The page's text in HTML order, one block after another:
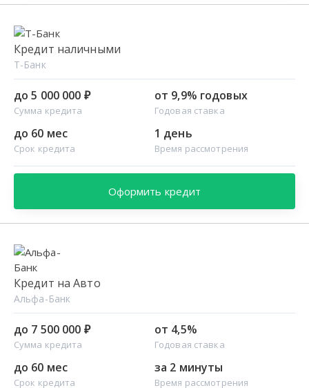
Кредит наличными
Т-Банк
до 5 000 000 ₽
Сумма кредита
от 9,9% годовых
Годовая ставка
до 60 мес
Срок кредита
1 день
Время рассмотрения
Оформить кредит
Кредит на Авто
Альфа-Банк
до 7 500 000 ₽
Сумма кредита
от 4,5%
Годовая ставка
до 60 мес
Срок кредита
за 2 минуты
Время рассмотрения